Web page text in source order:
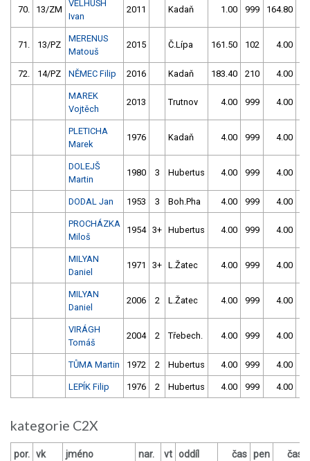
70. 13/ZM
VELHUSH
Ivan
2011 Kadaň 1.00 999 164.80
71. 13/PZ
MERENUS
Matouš
2015 Č.Lípa 161.50 102 4.00
72. 14/PZ NĚMEC Filip 2016 Kadaň 183.40 210 4.00
MAREK
Vojtěch
2013 Trutnov 4.00 999 4.00
PLETICHA
Marek
1976 Kadaň 4.00 999 4.00
DOLEJŠ
Martin
1980 3 Hubertus 4.00 999 4.00
DODAL Jan 1953 3 Boh.Pha 4.00 999 4.00
PROCHÁZKA
Miloš
1954 3+ Hubertus 4.00 999 4.00
MILYAN
Daniel
1971 3+ L.Žatec 4.00 999 4.00
MILYAN
Daniel
2006 2 L.Žatec 4.00 999 4.00
VIRÁGH
Tomáš
2004 2 Třebech. 4.00 999 4.00
TŮMA Martin 1972 2 Hubertus 4.00 999 4.00
LEPÍK Filip 1976 2 Hubertus 4.00 999 4.00
kategorie C2X
por. vk jméno nar. vt oddíl čas pen čas